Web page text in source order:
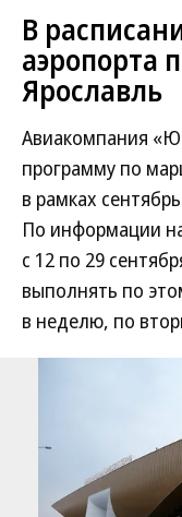
В
аэропорта
Ярославль
Авиакомпания
программу по
в рамках
По информации
с 12 по 29
выполнять по
в неделю, по